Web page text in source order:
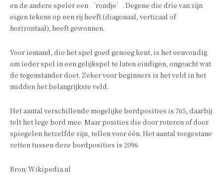
en de andere speler een ‘rondje’. Degene die drie van zijn
eigen tekens op een rij heeft (diagonaal, verticaal of
horizontaal), heeft gewonnen.
Voor iemand, die het spel goed genoeg kent, is het eenvoudig
om ieder spel in een gelijkspel te laten eindigen, ongeacht wat
de tegenstander doet. Zeker voor beginners is het veld in het
midden het belangrijkste veld.
Het aantal verschillende mogelijke bordposities is 765, daarbij
telt het lege bord mee. Maar posities die door roteren of door
spiegelen hetzelfde zijn, tellen voor één. Het aantal toegestane
zetten tussen deze bordposities is 2096.
Bron: Wikipedia.nl